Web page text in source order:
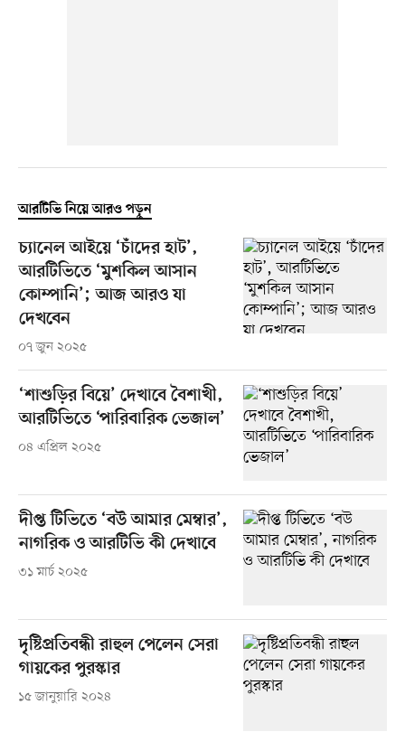
আরটিভি নিয়ে আরও পড়ুন
চ্যানেল আইয়ে ‘চাঁদের হাট’,
আরটিভিতে ‘মুশকিল আসান
কোম্পানি’; আজ আরও যা
দেখবেন
০৭ জুন ২০২৫
‘শাশুড়ির বিয়ে’ দেখাবে বৈশাখী,
আরটিভিতে ‘পারিবারিক ভেজাল’
০৪ এপ্রিল ২০২৫
দীপ্ত টিভিতে ‘বউ আমার মেম্বার’,
নাগরিক ও আরটিভি কী দেখাবে
৩১ মার্চ ২০২৫
দৃষ্টিপ্রতিবন্ধী রাহুল পেলেন সেরা
গায়কের পুরস্কার
১৫ জানুয়ারি ২০২৪